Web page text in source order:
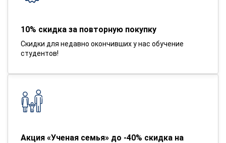
10% скидка за повторную покупку
Скидки для недавно окончивших у нас обучение
студентов!
Акция «Ученая семья» до -40% скидка на